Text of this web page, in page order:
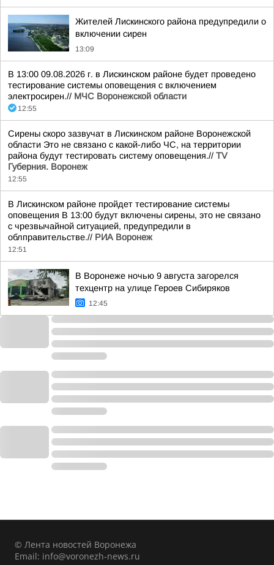
Жителей Лискинского района предупредили о
включении сирен
13:09
В 13:00 09.08.2026 г. в Лискинском районе будет проведено
тестирование системы оповещения с включением
электросирен.// МЧС Воронежской области
12:55
Сирены скоро зазвучат в Лискинском районе Воронежской
области Это не связано с какой-либо ЧС, на территории
района будут тестировать систему оповещения.// TV
Губерния. Воронеж
12:55
В Лискинском районе пройдет тестирование системы
оповещения В 13:00 будут включены сирены, это не связано
с чрезвычайной ситуацией, предупредили в
облправительстве.// РИА Воронеж
12:51
В Воронеже ночью 9 августа загорелся
техцентр на улице Героев Сибиряков
12:45
© Лента новостей Воронежа
Email: info@voronezh-news.ru